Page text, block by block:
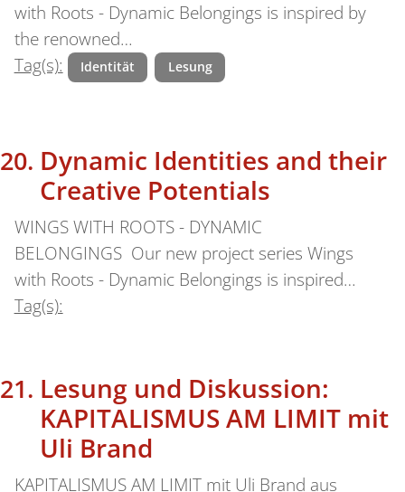
with Roots - Dynamic Belongings is inspired by
the renowned…
Tag(s):
Identität Lesung
Dynamic Identities and their
Creative Potentials
WINGS WITH ROOTS - DYNAMIC
BELONGINGS Our new project series Wings
with Roots - Dynamic Belongings is inspired…
Tag(s):
Lesung und Diskussion:
KAPITALISMUS AM LIMIT mit
Uli Brand
KAPITALISMUS AM LIMIT mit Uli Brand aus